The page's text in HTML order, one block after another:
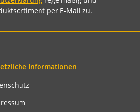
per E-Mail zu.
Informationen